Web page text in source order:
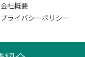
会社概要
プライバシーポリシー